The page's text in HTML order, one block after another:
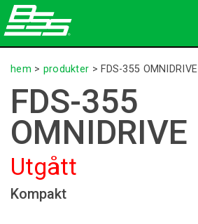
produkter
Nätverksljud
var man kan köpa
nyheter
utbildning
hem > produkter > FDS-355 OMNIDRIVE
FDS-355
OMNIDRIVE
Utgått
Kompakt